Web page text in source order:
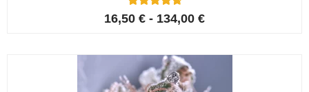
Gewaardeerd
4.80
op
5
klant
waarderinge
n
16,50 € - 134,00 €